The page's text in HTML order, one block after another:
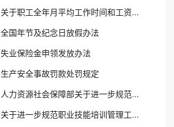
关于职工全年月平均工作时间和工资...
全国年节及纪念日放假办法
失业保险金申领发放办法
生产安全事故罚款处罚规定
人力资源社会保障部关于进一步规范...
关于进一步规范职业技能培训管理工...